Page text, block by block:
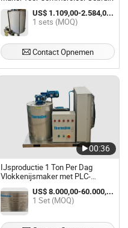
US$ 1.109,00-2.584,00 / sets
1 sets (MOQ)
Contact Opnemen
00:36
IJsproductie 1 Ton Per Dag
Vlokkenijsmaker met PLC-
controller
US$ 8.000,00-60.000,00 / Set
1 Set (MOQ)